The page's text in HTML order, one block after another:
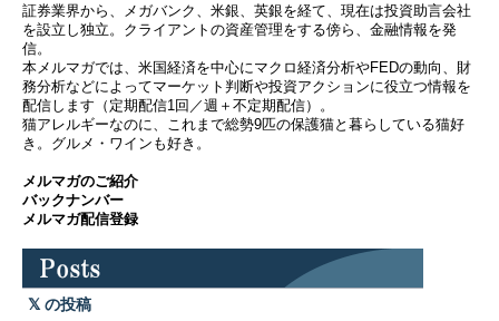
証券業界から、メガバンク、米銀、英銀を経て、現在は投資助言会社
を設立し独立。クライアントの資産管理をする傍ら、金融情報を発
信。
本メルマガでは、米国経済を中心にマクロ経済分析やFEDの動向、財
務分析などによってマーケット判断や投資アクションに役立つ情報を
配信します（定期配信1回／週＋不定期配信）。
猫アレルギーなのに、これまで総勢9匹の保護猫と暮らしている猫好
き。グルメ・ワインも好き。
メルマガのご紹介
バックナンバー
メルマガ配信登録
の投稿